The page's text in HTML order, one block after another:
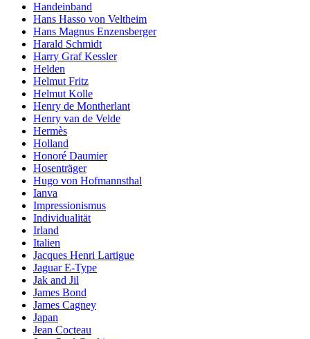
Handeinband
Hans Hasso von Veltheim
Hans Magnus Enzensberger
Harald Schmidt
Harry Graf Kessler
Helden
Helmut Fritz
Helmut Kolle
Henry de Montherlant
Henry van de Velde
Hermès
Holland
Honoré Daumier
Hosenträger
Hugo von Hofmannsthal
Ianva
Impressionismus
Individualität
Irland
Italien
Jacques Henri Lartigue
Jaguar E-Type
Jak and Jil
James Bond
James Cagney
Japan
Jean Cocteau